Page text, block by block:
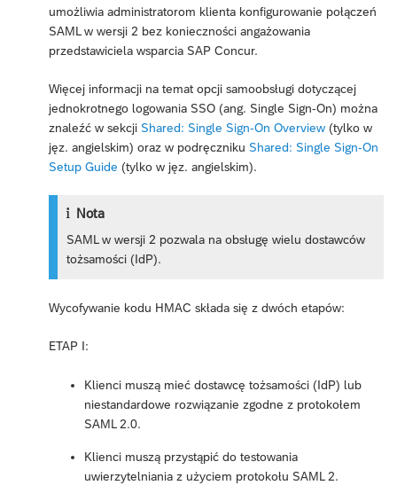
umożliwia administratorom klienta konfigurowanie połączeń
SAML w wersji 2 bez konieczności angażowania
przedstawiciela wsparcia SAP Concur.
Więcej informacji na temat opcji samoobsługi dotyczącej
jednokrotnego logowania SSO (ang. Single Sign-On) można
znaleźć w sekcji Shared: Single Sign-On Overview (tylko w
jęz. angielskim) oraz w podręczniku Shared: Single Sign-On
Setup Guide (tylko w jęz. angielskim).
Nota
SAML w wersji 2 pozwala na obsługę wielu dostawców
tożsamości (IdP).
Wycofywanie kodu HMAC składa się z dwóch etapów:
ETAP I:
Klienci muszą mieć dostawcę tożsamości (IdP) lub
niestandardowe rozwiązanie zgodne z protokołem
SAML 2.0.
Klienci muszą przystąpić do testowania
uwierzytelniania z użyciem protokołu SAML 2.